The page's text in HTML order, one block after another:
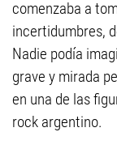
comenzaba a
incertidumbres,
Nadie podía
grave y mirada
en una de las
rock argentino.